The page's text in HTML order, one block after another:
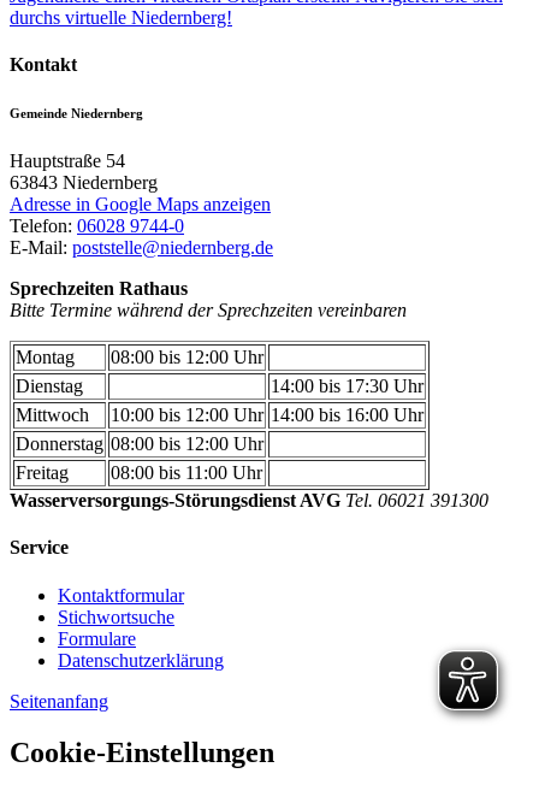
durchs virtuelle Niedernberg!
Kontakt
Gemeinde Niedernberg
Hauptstraße 54
63843 Niedernberg
Adresse in Google Maps anzeigen
Telefon: 06028 9744-0
E-Mail: poststelle@niedernberg.de
Sprechzeiten Rathaus
Bitte Termine während der Sprechzeiten vereinbaren
Montag
08:00 bis 12:00 Uhr
Dienstag
14:00 bis 17:30 Uhr
Mittwoch
10:00 bis 12:00 Uhr 14:00 bis 16:00 Uhr
Donnerstag 08:00 bis 12:00 Uhr
Freitag
08:00 bis 11:00 Uhr
Wasserversorgungs-Störungsdienst AVG Tel. 06021 391300
Service
Kontaktformular
Stichwortsuche
Formulare
Datenschutzerklärung
Seitenanfang
Cookie-Einstellungen